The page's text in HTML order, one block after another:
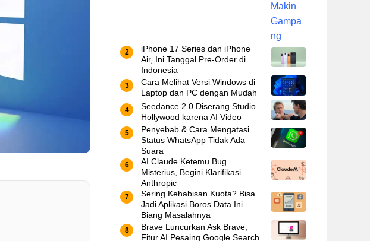
iPhone 17 Series dan iPhone
Air, Ini Tanggal Pre-Order di
Indonesia
Cara Melihat Versi Windows di
Laptop dan PC dengan Mudah
Seedance 2.0 Diserang Studio
Hollywood karena AI Video
Penyebab & Cara Mengatasi
Status WhatsApp Tidak Ada
Suara
AI Claude Ketemu Bug
Misterius, Begini Klarifikasi
Anthropic
Sering Kehabisan Kuota? Bisa
Jadi Aplikasi Boros Data Ini
Biang Masalahnya
Brave Luncurkan Ask Brave,
Fitur AI Pesaing Google Search